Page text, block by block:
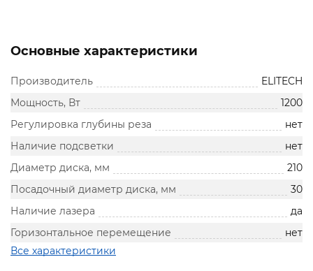
Основные характеристики
Производитель
ELITECH
Мощность, Вт
1200
Регулировка глубины реза
нет
Наличие подсветки
нет
Диаметр диска, мм
210
Посадочный диаметр диска, мм
30
Наличие лазера
да
Горизонтальное перемещение
нет
Все характеристики